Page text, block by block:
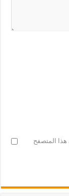
هذا المتصفح